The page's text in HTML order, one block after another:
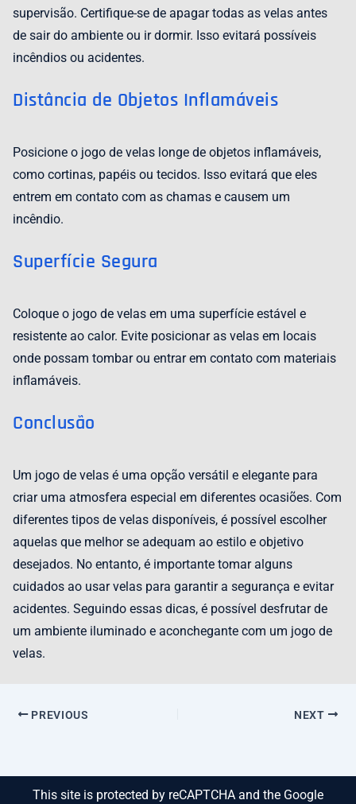
supervisão. Certifique-se de apagar todas as velas antes
de sair do ambiente ou ir dormir. Isso evitará possíveis
incêndios ou acidentes.
Distância de Objetos Inflamáveis
Posicione o jogo de velas longe de objetos inflamáveis,
como cortinas, papéis ou tecidos. Isso evitará que eles
entrem em contato com as chamas e causem um
incêndio.
Superfície Segura
Coloque o jogo de velas em uma superfície estável e
resistente ao calor. Evite posicionar as velas em locais
onde possam tombar ou entrar em contato com materiais
inflamáveis.
Conclusão
Um jogo de velas é uma opção versátil e elegante para
criar uma atmosfera especial em diferentes ocasiões. Com
diferentes tipos de velas disponíveis, é possível escolher
aquelas que melhor se adequam ao estilo e objetivo
desejados. No entanto, é importante tomar alguns
cuidados ao usar velas para garantir a segurança e evitar
acidentes. Seguindo essas dicas, é possível desfrutar de
um ambiente iluminado e aconchegante com um jogo de
velas.
PREVIOUS NEXT
This site is protected by reCAPTCHA and the Google